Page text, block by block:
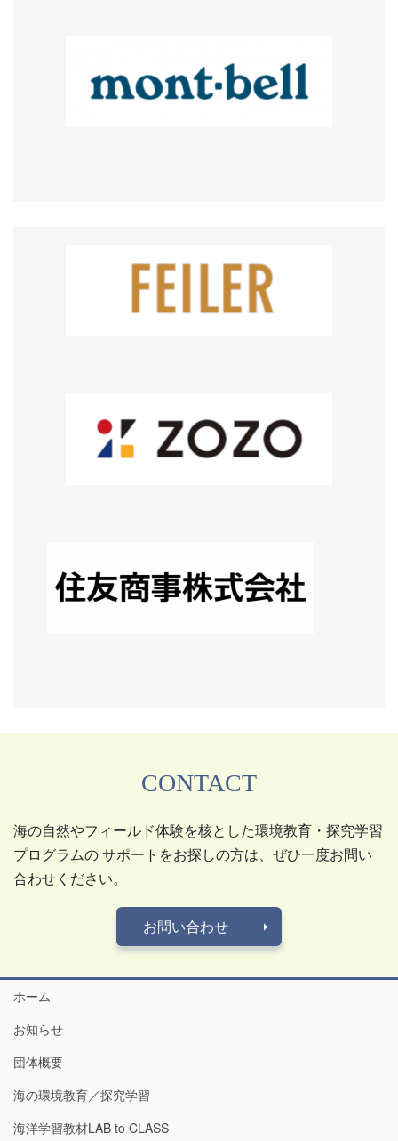
CONTACT
海の自然やフィールド体験を核とした環境教育・探究学習
プログラムの サポートをお探しの方は、ぜひ一度お問い
合わせください。
お問い合わせ
ホーム
お知らせ
団体概要
海の環境教育／探究学習
海洋学習教材LAB to CLASS